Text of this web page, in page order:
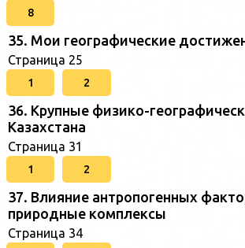
8
35. Мои географические
Страница 25
1 2
36. Крупные физико-
Казахстана
Страница 31
1 2
37. Влияние антропогенных
природные комплексы
Страница 34